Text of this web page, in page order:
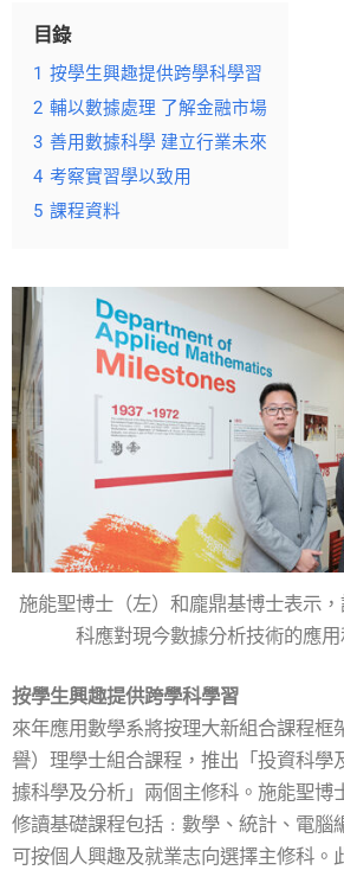
目錄
1 按學生興趣提供跨學科學習
2 輔以數據處理 了解金融市場
3 善用數據科學 建立行業未來
4 考察實習學以致用
5 課程資料
施能聖博士（左）和龐鼎基博士表示
科應對現今數據分析技術的應用
按學生興趣提供跨學科學習
來年應用數學系將按理大新組合課程框
譽）理學士組合課程，推出「投資科學
據科學及分析」兩個主修科。施能聖博
修讀基礎課程包括﹕數學、統計、電腦
可按個人興趣及就業志向選擇主修科。